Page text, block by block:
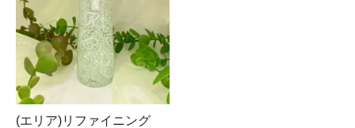
(エリア)リファイニング